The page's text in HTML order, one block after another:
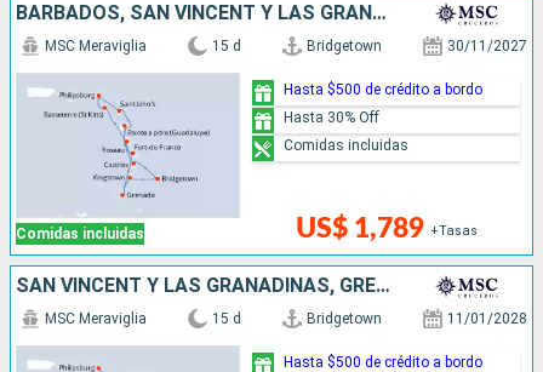
BARBADOS, SAN VINCENT Y LAS GRANADINAS, GRENADA, ANTIGUA Y BARBUDA, SAN MARTÍN, DOMINICA, SANTA LUCIA
Comidas incluidas
MSC Meraviglia 15 d Bridgetown 30/11/2027
US$ 1,789 +Tasas
Hasta $500 de crédito a bordo
Hasta 30% Off
Comidas incluidas
SAN VINCENT Y LAS GRANADINAS, GRENADA, SAN MARTÍN, ANTIGUA Y BARBUDA, DOMINICA, SANTA LUCIA, BARBADOS
MSC Meraviglia 15 d Bridgetown 11/01/2028
Hasta $500 de crédito a bordo